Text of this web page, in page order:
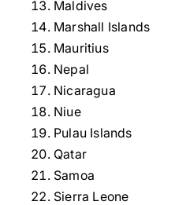
Maldives
Marshall Islands
Mauritius
Nepal
Nicaragua
Niue
Pulau Islands
Qatar
Samoa
Sierra Leone